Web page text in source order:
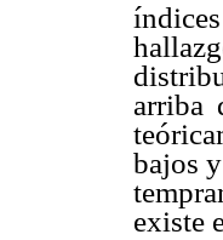
arriba
bajos
existe